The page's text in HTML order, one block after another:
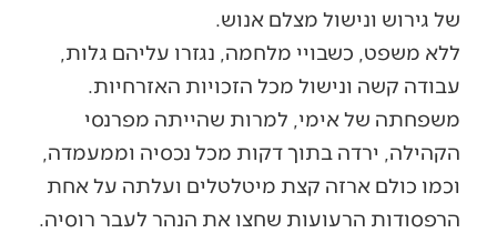
של גירוש ונישול מצלם אנוש.
ללא משפט, כשבויי מלחמה, נגזרו עליהם גלות,
עבודה קשה ונישול מכל הזכויות האזרחיות.
משפחתה של אימי, למרות שהייתה מפרנסי
הקהילה, ירדה בתוך דקות מכל נכסיה וממעמדה,
וכמו כולם ארזה קצת מיטלטלים ועלתה על אחת
הרפסודות הרעועות שחצו את הנהר לעבר רוסיה.